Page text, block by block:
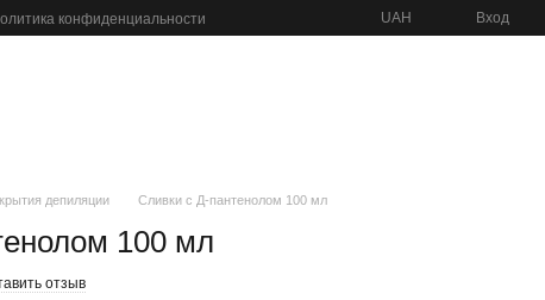
конфиденциальности UAH Вход
депиляции Сливки с Д-пантенолом 100 мл
100 мл
отзыв